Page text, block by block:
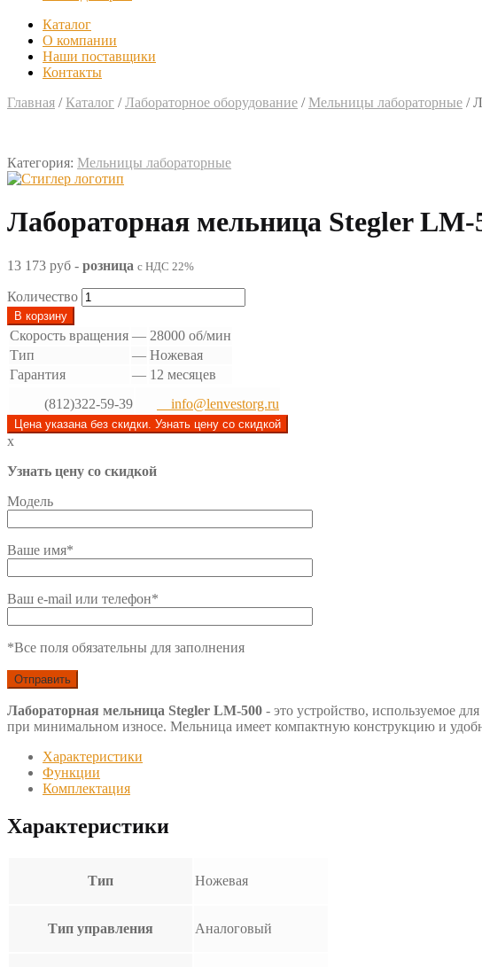
Каталог
О компании
Наши поставщики
Контакты
Главная / Каталог /Лабораторное оборудование / Мельницы лабораторные /
Категория: Мельницы лабораторные
Лабораторная мельница Stegler LM-
13 173 руб - розница с НДС 22%
Количество
В корзину
Скорость вращения — 28000 об/мин
Тип
— Ножевая
Гарантия
— 12 месяцев
(812)322-59-39
info@lenvestorg.ru
Цена указана без скидки. Узнать цену со скидкой
x
Узнать цену со скидкой
Модель
Ваше имя*
Ваш e-mail или телефон*
*Все поля обязательны для заполнения
Лабораторная мельница Stegler LM-500 - это устройство, используемое
при минимальном износе. Мельница имеет компактную конструкцию и
Характеристики
Функции
Комплектация
Характеристики
Тип Ножевая
Тип управления Аналоговый